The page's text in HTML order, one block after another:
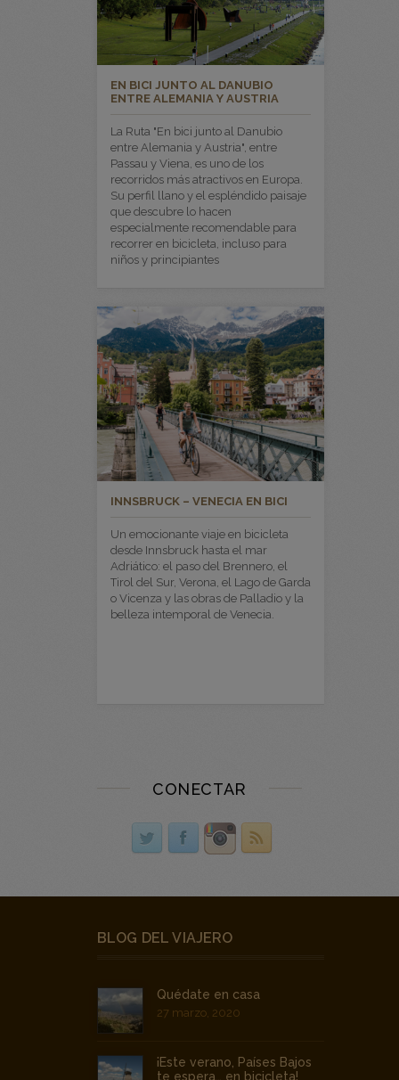
EN BICI JUNTO AL DANUBIO
ENTRE ALEMANIA Y AUSTRIA
La Ruta "En bici junto al Danubio
entre Alemania y Austria", entre
Passau y Viena, es uno de los
recorridos más atractivos en Europa.
Su perfil llano y el espléndido paisaje
que descubre lo hacen
especialmente recomendable para
recorrer en bicicleta, incluso para
niños y principiantes
INNSBRUCK – VENECIA EN BICI
Un emocionante viaje en bicicleta
desde Innsbruck hasta el mar
Adriático: el paso del Brennero, el
Tirol del Sur, Verona, el Lago de Garda
o Vicenza y las obras de Palladio y la
belleza intemporal de Venecia.
CONECTAR
BLOG DEL VIAJERO
Quédate en casa
27 marzo, 2020
¡Este verano, Países Bajos
te espera… en bicicleta!